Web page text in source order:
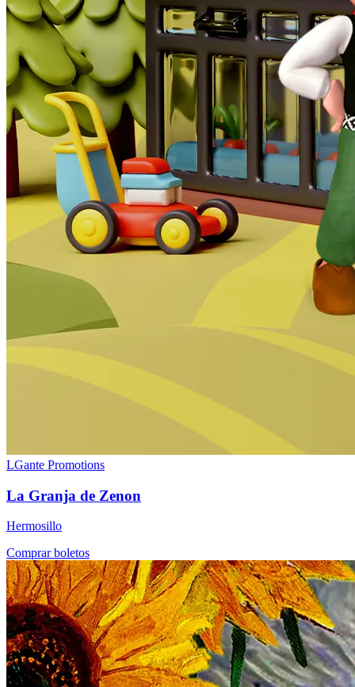
LGante Promotions
La Granja de Zenon
Hermosillo
Comprar boletos